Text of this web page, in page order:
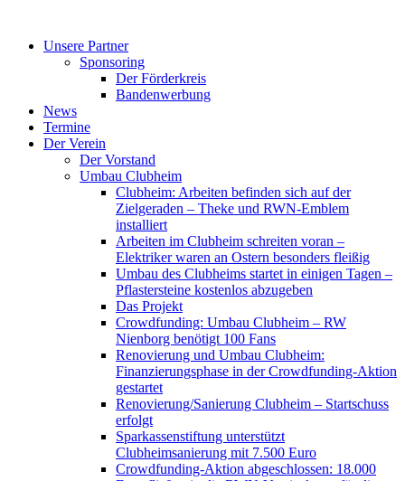
springenUnsere Partner
Sponsoring
Der Förderkreis
Bandenwerbung
News
Termine
Der Verein
Der Vorstand
Umbau Clubheim
Clubheim: Arbeiten befinden sich auf der
Zielgeraden – Theke und RWN-Emblem
installiert
Arbeiten im Clubheim schreiten voran –
Elektriker waren an Ostern besonders fleißig
Umbau des Clubheims startet in einigen Tagen –
Pflastersteine kostenlos abzugeben
Das Projekt
Crowdfunding: Umbau Clubheim – RW
Nienborg benötigt 100 Fans
Renovierung und Umbau Clubheim:
Finanzierungsphase in der Crowdfunding-Aktion
gestartet
Renovierung/Sanierung Clubheim – Startschuss
erfolgt
Sparkassenstiftung unterstützt
Clubheimsanierung mit 7.500 Euro
Crowdfunding-Aktion abgeschlossen: 18.000